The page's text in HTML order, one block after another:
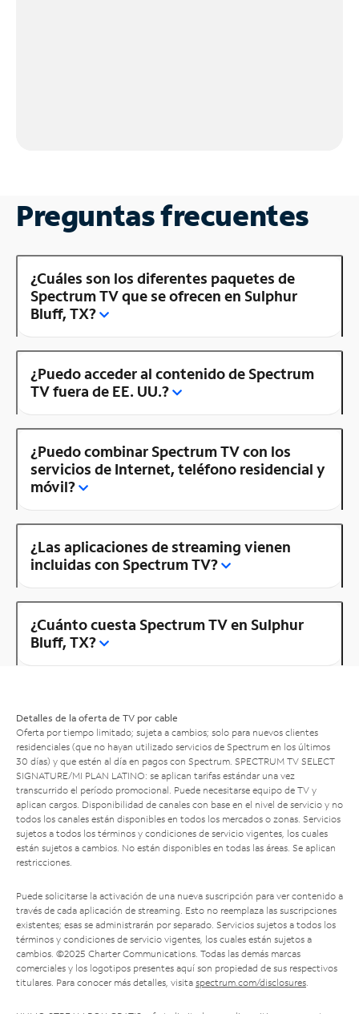
Preguntas frecuentes
¿Cuáles son los diferentes paquetes de
Spectrum TV que se ofrecen en Sulphur
Bluff, TX?
¿Puedo acceder al contenido de Spectrum
TV fuera de EE. UU.?
¿Puedo combinar Spectrum TV con los
servicios de Internet, teléfono residencial y
móvil?
¿Las aplicaciones de streaming vienen
incluidas con Spectrum TV?
¿Cuánto cuesta Spectrum TV en Sulphur
Bluff, TX?
Detalles de la oferta de TV por cable
Oferta por tiempo limitado; sujeta a cambios; solo para nuevos clientes
residenciales (que no hayan utilizado servicios de Spectrum en los últimos
30 días) y que estén al día en pagos con Spectrum. SPECTRUM TV SELECT
SIGNATURE/MI PLAN LATINO: se aplican tarifas estándar una vez
transcurrido el período promocional. Puede necesitarse equipo de TV y
aplican cargos. Disponibilidad de canales con base en el nivel de servicio y no
todos los canales están disponibles en todos los mercados o zonas. Servicios
sujetos a todos los términos y condiciones de servicio vigentes, los cuales
están sujetos a cambios. No están disponibles en todas las áreas. Se aplican
restricciones.
Puede solicitarse la activación de una nueva suscripción para ver contenido a
través de cada aplicación de streaming. Esto no reemplaza las suscripciones
existentes; esas se administrarán por separado. Servicios sujetos a todos los
términos y condiciones de servicio vigentes, los cuales están sujetos a
cambios. ©2025 Charter Communications. Todas las demás marcas
comerciales y los logotipos presentes aquí son propiedad de sus respectivos
titulares. Para conocer más detalles, visita spectrum.com/disclosures